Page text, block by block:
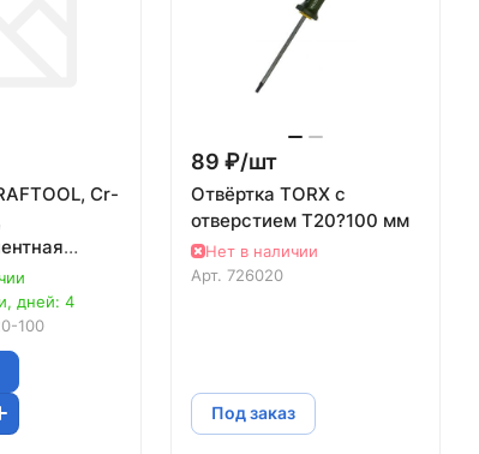
Cr-
Hole,
дней: 4
100
89 ₽/шт
Отвёртка TORX с
отверстием T20?100 мм
Нет в наличии
Арт. 726020
Под заказ